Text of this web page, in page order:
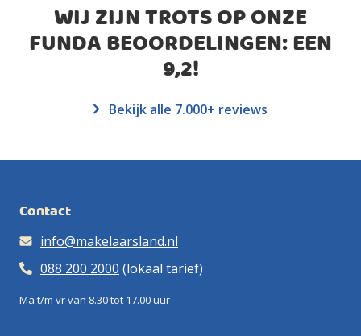
WIJ ZIJN TROTS OP ONZE
FUNDA BEOORDELINGEN: EEN
9,2!
Bekijk alle 7.000+ reviews
Contact
info@makelaarsland.nl
088 200 2000 (lokaal tarief)
Ma t/m vr van 8.30 tot 17.00 uur